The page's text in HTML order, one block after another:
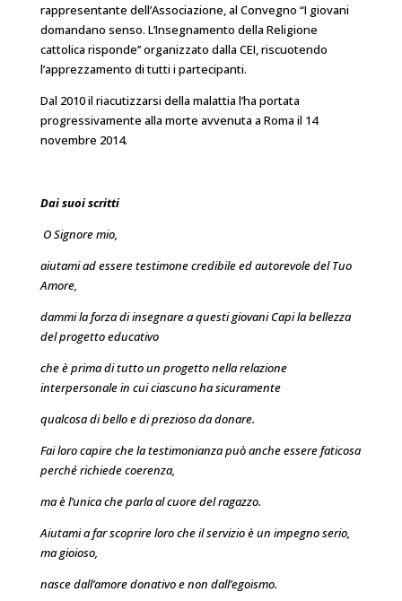
rappresentante dell’Associazione, al Convegno “I giovani
domandano senso. L’Insegnamento della Religione
cattolica risponde’’ organizzato dalla CEI, riscuotendo
l’apprezzamento di tutti i partecipanti.
Dal 2010 il riacutizzarsi della malattia l’ha portata
progressivamente alla morte avvenuta a Roma il 14
novembre 2014.
Dai suoi scritti
O Signore mio,
aiutami ad essere testimone credibile ed autorevole del Tuo
Amore,
dammi la forza di insegnare a questi giovani Capi la bellezza
del progetto educativo
che è prima di tutto un progetto nella relazione
interpersonale in cui ciascuno ha sicuramente
qualcosa di bello e di prezioso da donare.
Fai loro capire che la testimonianza può anche essere faticosa
perché richiede coerenza,
ma è l’unica che parla al cuore del ragazzo.
Aiutami a far scoprire loro che il servizio è un impegno serio,
ma gioioso,
nasce dall’amore donativo e non dall’egoismo.